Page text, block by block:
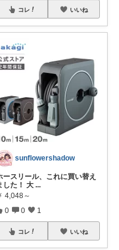
コレ いいね
sunflowershadow
ースリール、これに買い替え
した！ 大 ...
4,048～
0 0 1
コレ いいね